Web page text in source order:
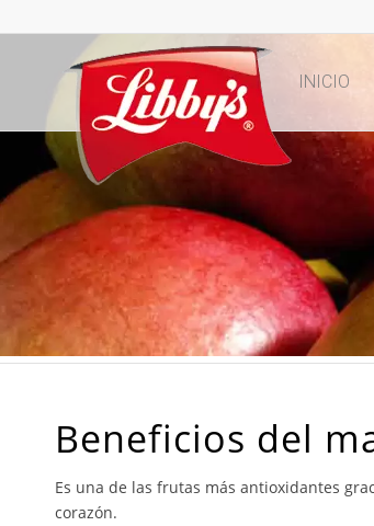
INICIO
Beneficios del
Es una de las frutas más antioxidantes
corazón.